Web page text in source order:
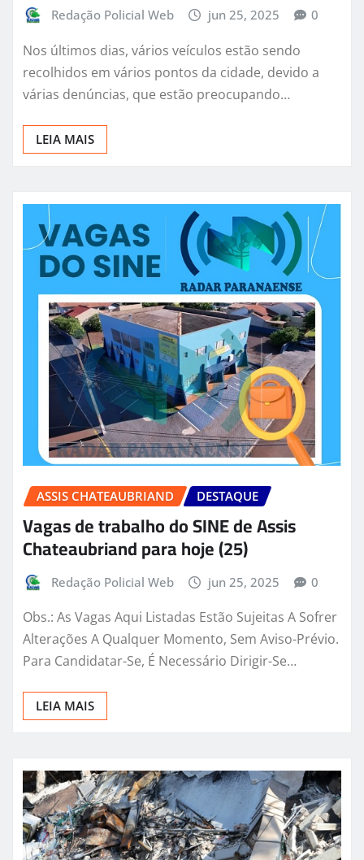
Redação Policial Web jun 25, 2025 0
Nos últimos dias, vários veículos estão sendo
recolhidos em vários pontos da cidade, devido a
várias denúncias, que estão preocupando…
LEIA MAIS
ASSIS CHATEAUBRIAND DESTAQUE
Vagas de trabalho do SINE de Assis
Chateaubriand para hoje (25)
Redação Policial Web jun 25, 2025 0
Obs.: As Vagas Aqui Listadas Estão Sujeitas A Sofrer
Alterações A Qualquer Momento, Sem Aviso-Prévio.
Para Candidatar-Se, É Necessário Dirigir-Se…
LEIA MAIS